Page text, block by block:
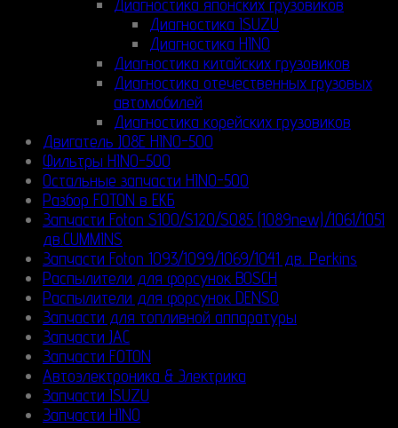
Диагностика японских грузовиков
Диагностика ISUZU
Диагностика HINO
Диагностика китайских грузовиков
Диагностика отечественных грузовых
автомобилей
Диагностика корейских грузовиков
Двигатель J08E HINO-500
Фильтры HINO-500
Остальные запчасти HINO-500
Разбор FOTON в ЕКБ
Запчасти Foton S100/S120/S085 (1089new)/1061/1051
дв.CUMMINS
Запчасти Foton 1093/1099/1069/1041 дв. Perkins
Распылители для форсунок BOSCH
Распылители для форсунок DENSO
Запчасти для топливной аппаратуры
Запчасти JAC
Запчасти FOTON
Автоэлектроника & Электрика
Запчасти ISUZU
Запчасти HINO